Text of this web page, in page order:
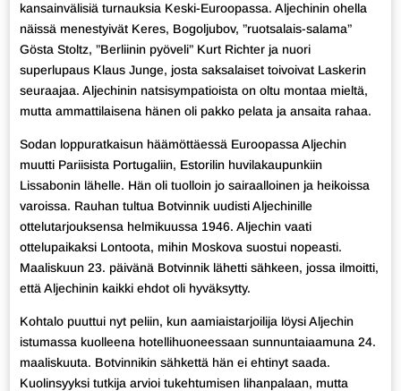
kansainvälisiä turnauksia Keski-Euroopassa. Aljechinin ohella
näissä menestyivät Keres, Bogoljubov, ”ruotsalais-salama”
Gösta Stoltz, ”Berliinin pyöveli” Kurt Richter ja nuori
superlupaus Klaus Junge, josta saksalaiset toivoivat Laskerin
seuraajaa. Aljechinin natsisympatioista on oltu montaa mieltä,
mutta ammattilaisena hänen oli pakko pelata ja ansaita rahaa.
Sodan loppuratkaisun häämöttäessä Euroopassa Aljechin
muutti Pariisista Portugaliin, Estorilin huvilakaupunkiin
Lissabonin lähelle. Hän oli tuolloin jo sairaalloinen ja heikoissa
varoissa. Rauhan tultua Botvinnik uudisti Aljechinille
ottelutarjouksensa helmikuussa 1946. Aljechin vaati
ottelupaikaksi Lontoota, mihin Moskova suostui nopeasti.
Maaliskuun 23. päivänä Botvinnik lähetti sähkeen, jossa ilmoitti,
että Aljechinin kaikki ehdot oli hyväksytty.
Kohtalo puuttui nyt peliin, kun aamiaistarjoilija löysi Aljechin
istumassa kuolleena hotellihuoneessaan sunnuntaiaamuna 24.
maaliskuuta. Botvinnikin sähkettä hän ei ehtinyt saada.
Kuolinsyyksi tutkija arvioi tukehtumisen lihanpalaan, mutta